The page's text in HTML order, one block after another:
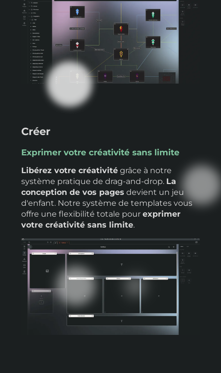
Créer
Exprimer votre créativité sans limite
Libérez votre créativitégrâce à notre
système pratique de drag-and-drop. La
conception de vos pages devient un jeu
d'enfant. Notre système de templates vous
offre une flexibilité totale pour exprimer
votre créativité sans limite.